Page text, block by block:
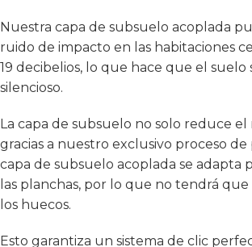
Nuestra capa de subsuelo acoplada
ruido de impacto en las habitaciones
19 decibelios, lo que hace que el suelo
silencioso.
La capa de subsuelo no solo reduce el
gracias a nuestro exclusivo proceso
capa de subsuelo acoplada se adapta
las planchas, por lo que no tendrá
los huecos.
Esto garantiza un sistema de clic